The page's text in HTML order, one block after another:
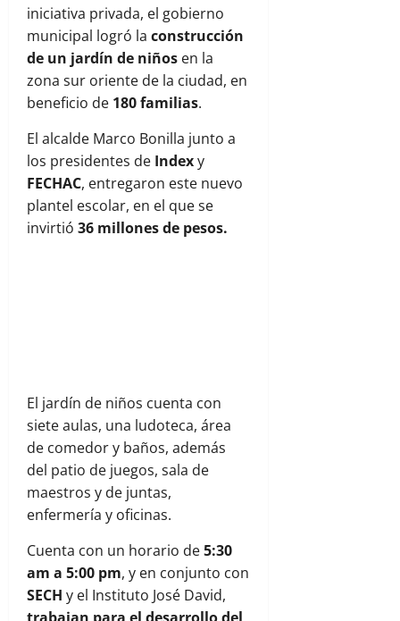
iniciativa privada, el gobierno
municipal logró la construcción
de un jardín de niños en la
zona sur oriente de la ciudad, en
beneficio de 180 familias.
El alcalde Marco Bonilla junto a
los presidentes de Indexy
FECHAC, entregaron este nuevo
plantel escolar, en el que se
invirtió 36 millones de pesos.
El jardín de niños cuenta con
siete aulas, una ludoteca, área
de comedor y baños, además
del patio de juegos, sala de
maestros y de juntas,
enfermería y oficinas.
Cuenta con un horario de5:30
am a 5:00 pm, y en conjunto con
SECH y el Instituto José David,